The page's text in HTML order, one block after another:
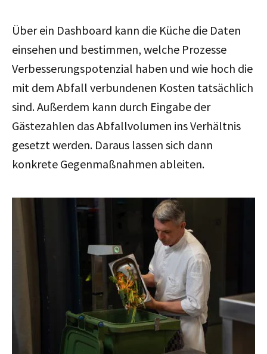
Über ein Dashboard kann die Küche die Daten
einsehen und bestimmen, welche Prozesse
Verbesserungspotenzial haben und wie hoch die
mit dem Abfall verbundenen Kosten tatsächlich
sind. Außerdem kann durch Eingabe der
Gästezahlen das Abfallvolumen ins Verhältnis
gesetzt werden. Daraus lassen sich dann
konkrete Gegenmaßnahmen ableiten.